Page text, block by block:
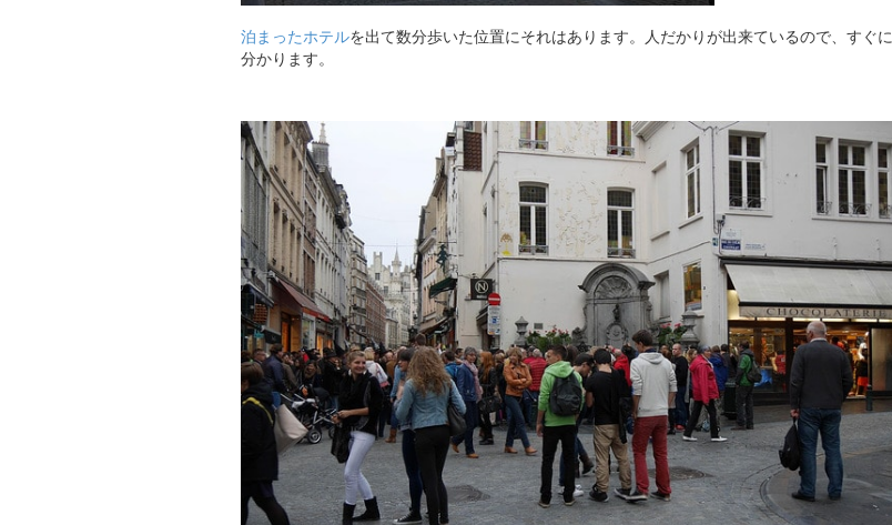
泊まったホテルを出て数分歩いた位置にそれはあります。人だかりが出来ているので、すぐに
分かります。